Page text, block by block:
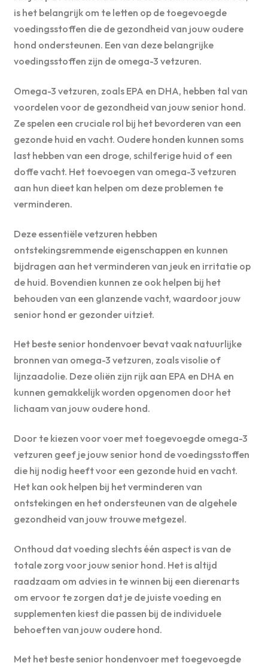
is het belangrijk om te letten op de toegevoegde
voedingsstoffen die de gezondheid van jouw oudere
hond ondersteunen. Een van deze belangrijke
voedingsstoffen zijn de omega-3 vetzuren.
Omega-3 vetzuren, zoals EPA en DHA, hebben tal van
voordelen voor de gezondheid van jouw senior hond.
Ze spelen een cruciale rol bij het bevorderen van een
gezonde huid en vacht. Oudere honden kunnen soms
last hebben van een droge, schilferige huid of een
doffe vacht. Het toevoegen van omega-3 vetzuren
aan hun dieet kan helpen om deze problemen te
verminderen.
Deze essentiële vetzuren hebben
ontstekingsremmende eigenschappen en kunnen
bijdragen aan het verminderen van jeuk en irritatie op
de huid. Bovendien kunnen ze ook helpen bij het
behouden van een glanzende vacht, waardoor jouw
senior hond er gezonder uitziet.
Het beste senior hondenvoer bevat vaak natuurlijke
bronnen van omega-3 vetzuren, zoals visolie of
lijnzaadolie. Deze oliën zijn rijk aan EPA en DHA en
kunnen gemakkelijk worden opgenomen door het
lichaam van jouw oudere hond.
Door te kiezen voor voer met toegevoegde omega-3
vetzuren geef je jouw senior hond de voedingsstoffen
die hij nodig heeft voor een gezonde huid en vacht.
Het kan ook helpen bij het verminderen van
ontstekingen en het ondersteunen van de algehele
gezondheid van jouw trouwe metgezel.
Onthoud dat voeding slechts één aspect is van de
totale zorg voor jouw senior hond. Het is altijd
raadzaam om advies in te winnen bij een dierenarts
om ervoor te zorgen dat je de juiste voeding en
supplementen kiest die passen bij de individuele
behoeften van jouw oudere hond.
Met het beste senior hondenvoer met toegevoegde